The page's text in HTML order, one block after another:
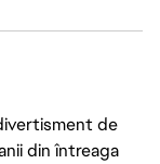
de
din întreaga